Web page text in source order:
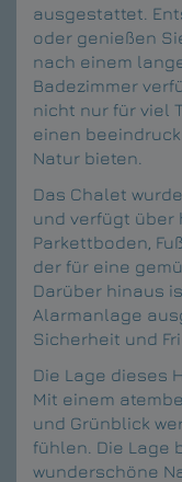
ausgestattet.
oder genießen
nach einem
Badezimmer
nicht nur für viel
einen
Natur bieten.
Das Chalet
und verfügt über
Parkettboden,
der für eine
Darüber hinaus
Alarmanlage
Sicherheit und
Die Lage dieses
Mit einem
und Grünblick
fühlen. Die Lage
wunderschöne